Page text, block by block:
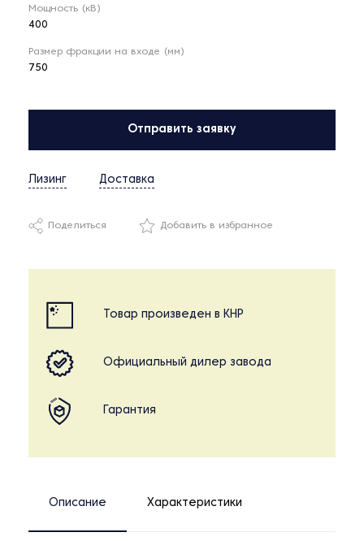
Мощность (кВ)
400
Размер фракции на входе (мм)
750
Отправить заявку
Лизинг Доставка
Поделиться Добавить в избранное
Товар произведен в КНР
Официальный дилер завода
Гарантия
Описание Характеристики